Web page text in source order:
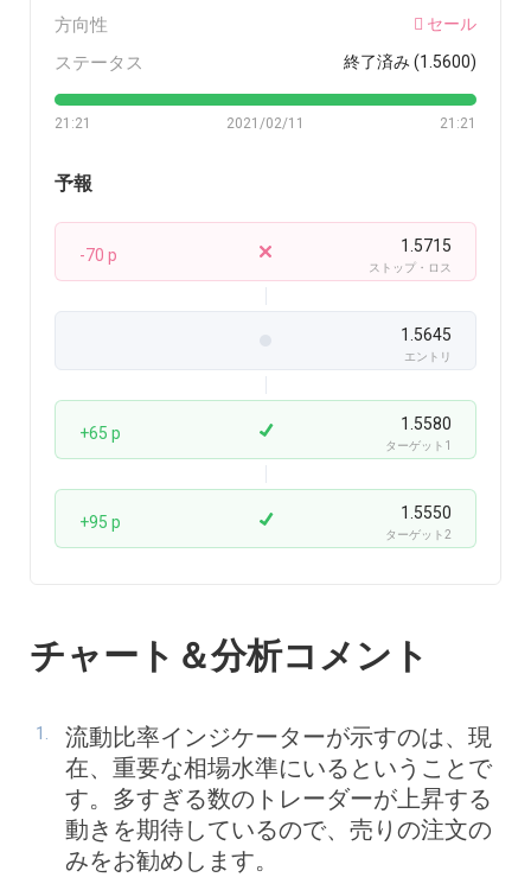
方向性 セール
ステータス 終了済み (1.5600)
21:21 21:21
2021/02/11
予報
-70 p 1.5715
ストップ・ロス
1.5645
エントリ
+65 p 1.5580
ターゲット1
+95 p 1.5550
ターゲット2
チャート＆分析コメント
流動比率インジケーターが示すのは、現
在、重要な相場水準にいるということで
す。多すぎる数のトレーダーが上昇する
動きを期待しているので、売りの注文の
みをお勧めします。